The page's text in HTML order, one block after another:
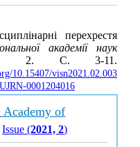
перехрестя
академії наук
С. 3-11.
10.15407/visn2021.02.003
0001204016
of
Issue (2021, 2)